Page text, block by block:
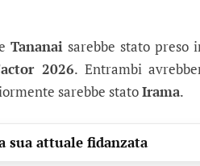
Tananai sarebbe stato preso
2026. Entrambi
sarebbe statoIrama.
sua attuale fidanzata